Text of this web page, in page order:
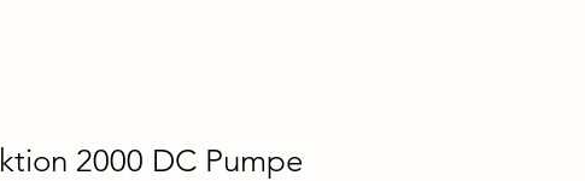
2000 DC Pumpe